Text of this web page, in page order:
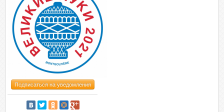
Подписаться на уведомления